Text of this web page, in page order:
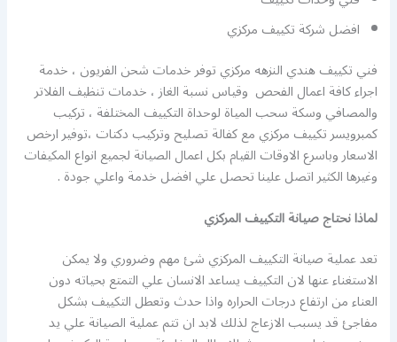
افضل شركة تكييف مركزي
فني تكييف هندي النزهه مركزي توفر خدمات شحن الفريون ، خدمة
اجراء كافة اعمال الفحص وقياس نسبة الغاز ، خدمات تنظيف الفلاتر
والمصافي وسكة سحب المياة لوحداة التكييف المختلفة ، تركيب
كمبرويسر تكييف مركزي مع كفالة تصليح وتركيب دكتات ،توفير ارخص
الاسعار وباسرع الاوقات القيام بكل اعمال الصيانة لجميع انواع المكيفات
وغيرها الكثير اتصل علينا تحصل علي افضل خدمة واعلي جودة .
لماذا نحتاج صيانة التكييف المركزي
تعد عملية صيانة التكييف المركزي شئ مهم وضروري ولا يمكن
الاستغناء عنها لان التكييف يساعد الانسان علي التمتع بحياته دون
العناء من ارتفاع درجات الحراره واذا حدث وتعطل التكييف بشكل
مفاجئ قد يسبب الازعاج لذلك لابد ان تتم عملية الصيانة علي يد